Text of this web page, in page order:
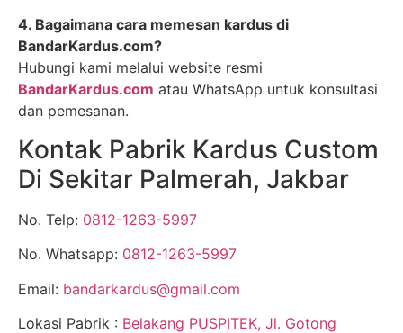
4. Bagaimana cara memesan kardus di
BandarKardus.com?
Hubungi kami melalui website resmi
BandarKardus.com atau WhatsApp untuk konsultasi
dan pemesanan.
Kontak Pabrik Kardus Custom
Di Sekitar Palmerah, Jakbar
No. Telp: 0812-1263-5997
No. Whatsapp: 0812-1263-5997
Email: bandarkardus@gmail.com
Lokasi Pabrik : Belakang PUSPITEK, Jl. Gotong